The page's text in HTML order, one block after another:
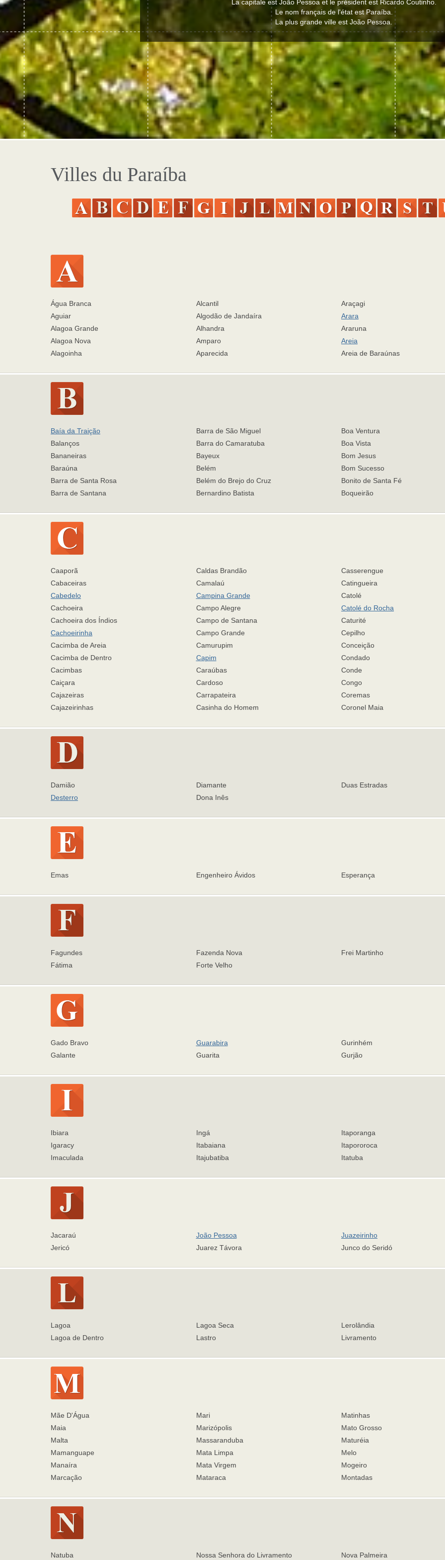
La capitale est João Pessoa et le président est Ricardo Coutinho.
Le nom français de l'état est Paraíba.
La plus grande ville est João Pessoa.
Villes du Paraíba
Água Branca
Aguiar
Alagoa Grande
Alagoa Nova
Alagoinha
Alcantil
Algodão de Jandaíra
Alhandra
Amparo
Aparecida
Araçagi
Arara
Araruna
Areia
Areia de Baraúnas
Baía da Traição
Balanços
Bananeiras
Baraúna
Barra de Santa Rosa
Barra de Santana
Barra de São Miguel
Barra do Camaratuba
Bayeux
Belém
Belém do Brejo do Cruz
Bernardino Batista
Boa Ventura
Boa Vista
Bom Jesus
Bom Sucesso
Bonito de Santa Fé
Boqueirão
Caaporã
Cabaceiras
Cabedelo
Cachoeira
Cachoeira dos Índios
Cachoeirinha
Cacimba de Areia
Cacimba de Dentro
Cacimbas
Caiçara
Cajazeiras
Cajazeirinhas
Caldas Brandão
Camalaú
Campina Grande
Campo Alegre
Campo de Santana
Campo Grande
Camurupim
Capim
Caraúbas
Cardoso
Carrapateira
Casinha do Homem
Casserengue
Catingueira
Catolé
Catolé do Rocha
Caturité
Cepilho
Conceição
Condado
Conde
Congo
Coremas
Coronel Maia
Damião
Desterro
Diamante
Dona Inês
Duas Estradas
Emas Engenheiro Ávidos Esperança
Fagundes
Fátima
Fazenda Nova
Forte Velho
Frei Martinho
Gado Bravo
Galante
Guarabira
Guarita
Gurinhém
Gurjão
Ibiara
Igaracy
Imaculada
Ingá
Itabaiana
Itajubatiba
Itaporanga
Itapororoca
Itatuba
Jacaraú
Jericó
João Pessoa
Juarez Távora
Juazeirinho
Junco do Seridó
Lagoa
Lagoa de Dentro
Lagoa Seca
Lastro
Lerolândia
Livramento
Mãe D'Água
Maia
Malta
Mamanguape
Manaíra
Marcação
Mari
Marizópolis
Massaranduba
Mata Limpa
Mata Virgem
Mataraca
Matinhas
Mato Grosso
Maturéia
Melo
Mogeiro
Montadas
Natuba Nossa Senhora do Livramento Nova Palmeira